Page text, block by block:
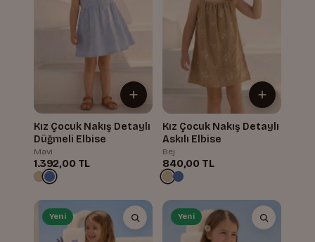
Kız Çocuk Nakış Detaylı
Düğmeli Elbise
Mavi
1.392,00 TL
Kız Çocuk Nakış Detaylı
Askılı Elbise
Bej
840,00 TL
Yeni Yeni